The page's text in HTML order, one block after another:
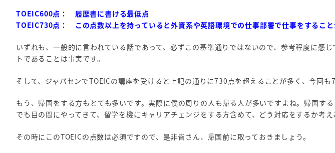
TOEIC600点： 履歴書に書ける最低点
TOEIC730点： この点数以上を持っていると外資系や英語環境での仕事部署で仕事をすること
いずれも、一般的に言われている話であって、必ずこの基準通りではないので、参考程度に感
トであることは事実です。
そして、ジャパセンでTOEICの講座を受けると上記の通りに730点を超えることが多く、今回も
もう、帰国をする方もとても多いです。実際に僕の周りの人も帰る人が多いですよね。帰国す
でも目の間にやってきて、留学を機にキャリアチェンジをする方含めて、どう対応をするか考え
その時にこのTOEICの点数は必須ですので、是非皆さん、帰国前に取っておきましょう。